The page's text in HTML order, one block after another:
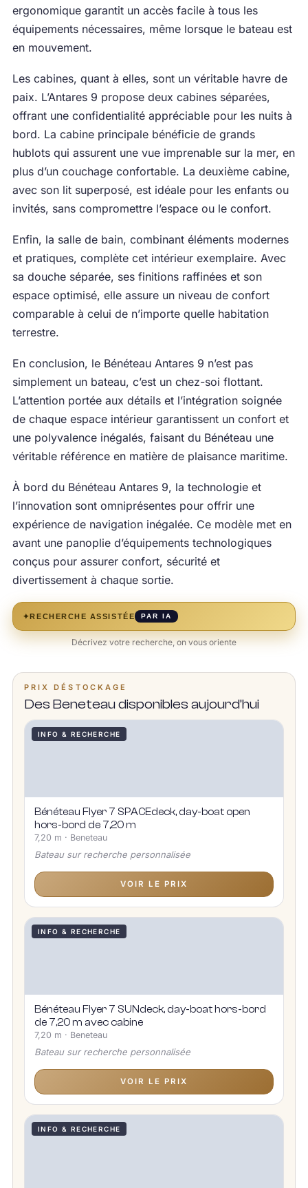
ergonomique garantit un accès facile à tous les
équipements nécessaires, même lorsque le bateau est
en mouvement.
Les cabines, quant à elles, sont un véritable havre de
paix. L’Antares 9 propose deux cabines séparées,
offrant une confidentialité appréciable pour les nuits à
bord. La cabine principale bénéficie de grands
hublots qui assurent une vue imprenable sur la mer, en
plus d’un couchage confortable. La deuxième cabine,
avec son lit superposé, est idéale pour les enfants ou
invités, sans compromettre l’espace ou le confort.
Enfin, la salle de bain, combinant éléments modernes
et pratiques, complète cet intérieur exemplaire. Avec
sa douche séparée, ses finitions raffinées et son
espace optimisé, elle assure un niveau de confort
comparable à celui de n’importe quelle habitation
terrestre.
En conclusion, le Bénéteau Antares 9 n’est pas
simplement un bateau, c’est un chez-soi flottant.
L’attention portée aux détails et l’intégration soignée
de chaque espace intérieur garantissent un confort et
une polyvalence inégalés, faisant du Bénéteau une
véritable référence en matière de plaisance maritime.
À bord du Bénéteau Antares 9, la technologie et
l’innovation sont omniprésentes pour offrir une
expérience de navigation inégalée. Ce modèle met en
avant une panoplie d’équipements technologiques
conçus pour assurer confort, sécurité et
divertissement à chaque sortie.
✦RECHERCHE ASSISTÉE PAR IA
Décrivez votre recherche, on vous oriente
PRIX DÉSTOCKAGE
Des Beneteau disponibles aujourd’hui
INFO & RECHERCHE
Bénéteau Flyer 7 SPACEdeck, day-boat open
hors-bord de 7,20 m
7,20 m · Beneteau
Bateau sur recherche personnalisée
VOIR LE PRIX
INFO & RECHERCHE
Bénéteau Flyer 7 SUNdeck, day-boat hors-bord
de 7,20 m avec cabine
7,20 m · Beneteau
Bateau sur recherche personnalisée
VOIR LE PRIX
INFO & RECHERCHE